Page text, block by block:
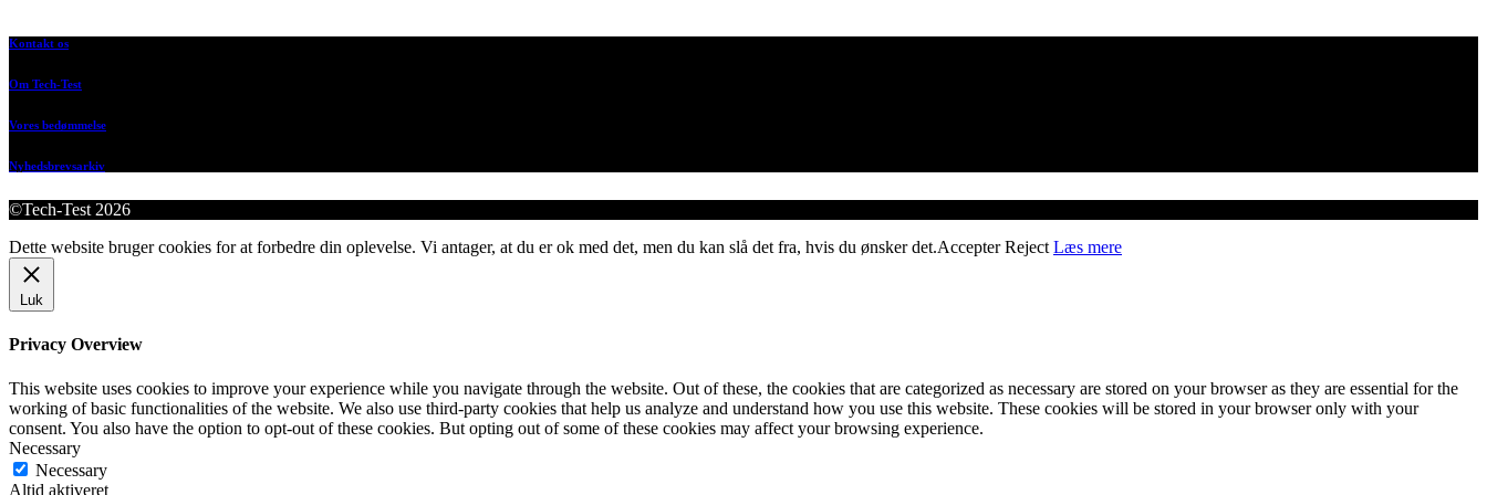
Kontakt os
Om Tech-Test
Vores bedømmelse
Nyhedsbrevsarkiv
©Tech-Test 2026
Dette website bruger cookies for at forbedre din oplevelse. Vi antager, at du er ok med det, men du kan slå det fra, hvis du ønsker det.Accepter Reject Læs mere
Luk
Privacy Overview
This website uses cookies to improve your experience while you navigate through the website. Out of these, the cookies that are categorized as necessary are stored on your browser as they are essential for the
working of basic functionalities of the website. We also use third-party cookies that help us analyze and understand how you use this website. These cookies will be stored in your browser only with your
consent. You also have the option to opt-out of these cookies. But opting out of some of these cookies may affect your browsing experience.
Necessary
Necessary
Altid aktiveret